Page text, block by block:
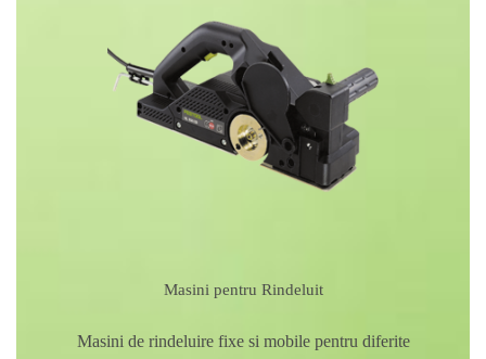
Masini pentru Rindeluit
Masini de rindeluire fixe si mobile pentru diferite